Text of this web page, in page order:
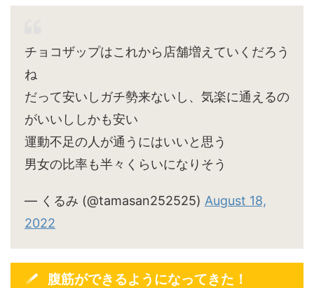
チョコザップはこれから店舗増えていくだろう
ね
だって安いしガチ勢来ないし、気楽に通えるの
がいいししかも安い
運動不足の人が通うにはいいと思う
男女の比率も半々くらいになりそう
— くるみ (@tamasan252525) August 18,
2022
腹筋ができるようになってきた！